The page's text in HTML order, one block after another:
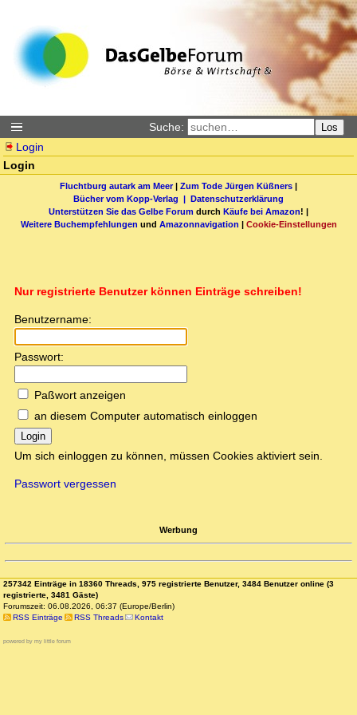
Suche: Los
Login
Login
Fluchtburg autark am Meer| Zum Tode Jürgen Küßners |
Bücher vom Kopp-Verlag | Datenschutzerklärung
Unterstützen Sie das Gelbe Forum durch Käufe bei Amazon! |
Weitere Buchempfehlungen und Amazonnavigation | Cookie-Einstellungen
Nur registrierte Benutzer können Einträge schreiben!
Benutzername:
Passwort:
Paßwort anzeigen
an diesem Computer automatisch einloggen
Login
Um sich einloggen zu können, müssen Cookies aktiviert sein.
Passwort vergessen
Werbung
257342 Einträge in 18360 Threads, 975 registrierte Benutzer, 3484 Benutzer online (3
registrierte, 3481 Gäste)
Forumszeit: 06.08.2026, 06:37 (Europe/Berlin)
RSS Einträge
RSS Threads Kontakt
powered by my little forum